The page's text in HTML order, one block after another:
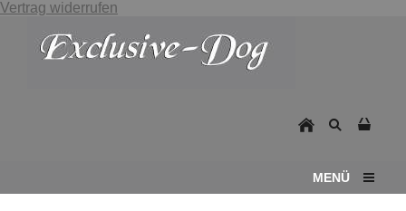
Vertrag widerrufen
MENÜ